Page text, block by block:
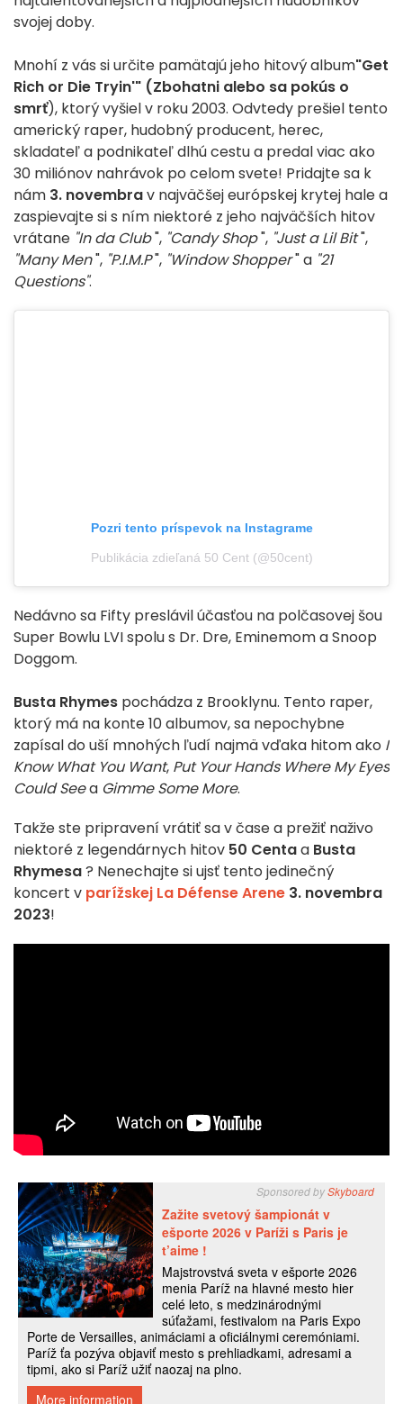
svojej doby.
Mnohí z vás si určite pamätajú jeho hitový album"Get
Rich or Die Tryin'" (Zbohatni alebo sa pokús o
smrť), ktorý vyšiel v roku 2003. Odvtedy prešiel tento
americký raper, hudobný producent, herec,
skladateľ a podnikateľ dlhú cestu a predal viac ako
30 miliónov nahrávok po celom svete! Pridajte sa k
nám 3. novembrav najväčšej európskej krytej hale a
zaspievajte si s ním niektoré z jeho najväčších hitov
vrátane "In da Club", "Candy Shop", "Just a Lil Bit",
"Many Men", "P.I.M.P", "Window Shopper" a "21
Questions".
Pozri tento príspevok na Instagrame
Publikácia zdieľaná 50 Cent (@50cent)
Nedávno sa Fifty preslávil účasťou na polčasovej šou
Super Bowlu LVI spolu s Dr. Dre, Eminemom a Snoop
Doggom.
Busta Rhymes pochádza z Brooklynu. Tento raper,
ktorý má na konte 10 albumov, sa nepochybne
zapísal do uší mnohých ľudí najmä vďaka hitom ako I
Know What You Want, Put Your Hands Where My Eyes
Could Seea Gimme Some More.
Takže ste pripravení vrátiť sa v čase a prežiť naživo
niektoré z legendárnych hitov 50 Centaa Busta
Rhymesa? Nenechajte si ujsť tento jedinečný
koncert v parížskej La Défense Arene 3. novembra
2023!